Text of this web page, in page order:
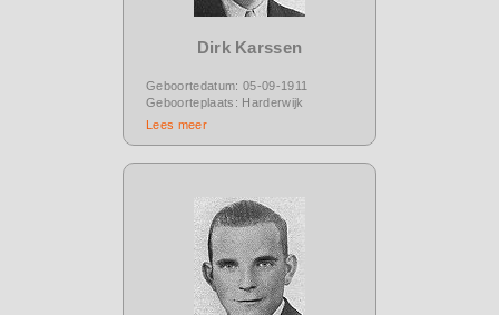
Dirk Karssen
Geboortedatum: 05-09-1911
Geboorteplaats: Harderwijk
Lees meer